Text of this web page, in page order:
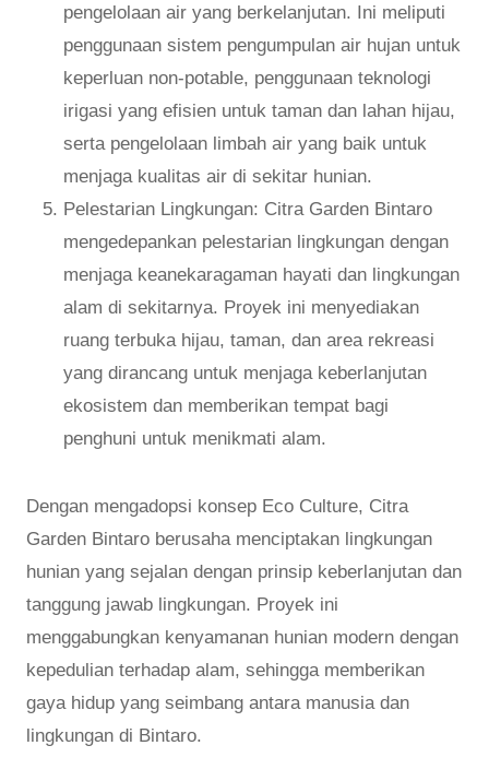
pengelolaan air yang berkelanjutan. Ini meliputi
penggunaan sistem pengumpulan air hujan untuk
keperluan non-potable, penggunaan teknologi
irigasi yang efisien untuk taman dan lahan hijau,
serta pengelolaan limbah air yang baik untuk
menjaga kualitas air di sekitar hunian.
Pelestarian Lingkungan: Citra Garden Bintaro
mengedepankan pelestarian lingkungan dengan
menjaga keanekaragaman hayati dan lingkungan
alam di sekitarnya. Proyek ini menyediakan
ruang terbuka hijau, taman, dan area rekreasi
yang dirancang untuk menjaga keberlanjutan
ekosistem dan memberikan tempat bagi
penghuni untuk menikmati alam.
Dengan mengadopsi konsep Eco Culture, Citra
Garden Bintaro berusaha menciptakan lingkungan
hunian yang sejalan dengan prinsip keberlanjutan dan
tanggung jawab lingkungan. Proyek ini
menggabungkan kenyamanan hunian modern dengan
kepedulian terhadap alam, sehingga memberikan
gaya hidup yang seimbang antara manusia dan
lingkungan di Bintaro.